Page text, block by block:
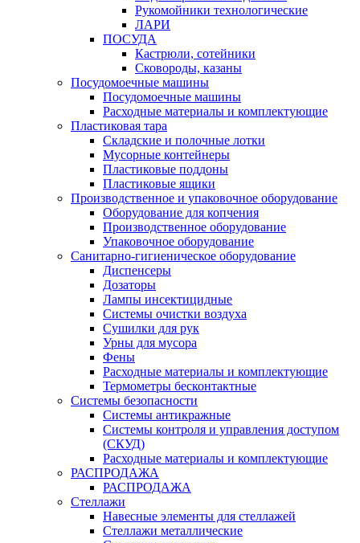
Рукомойники технологические
ЛАРИ
ПОСУДА
Кастрюли, сотейники
Сковороды, казаны
Посудомоечные машины
Посудомоечные машины
Расходные материалы и комплектующие
Пластиковая тара
Складские и полочные лотки
Мусорные контейнеры
Пластиковые поддоны
Пластиковые ящики
Производственное и упаковочное оборудование
Оборудование для копчения
Производственное оборудование
Упаковочное оборудование
Санитарно-гигиеническое оборудование
Диспенсеры
Дозаторы
Лампы инсектицидные
Системы очистки воздуха
Сушилки для рук
Урны для мусора
Фены
Расходные материалы и комплектующие
Термометры бесконтактные
Системы безопасности
Системы антикражные
Системы контроля и управления доступом
(СКУД)
Расходные материалы и комплектующие
РАСПРОДАЖА
РАСПРОДАЖА
Стеллажи
Навесные элементы для стеллажей
Стеллажи металлические